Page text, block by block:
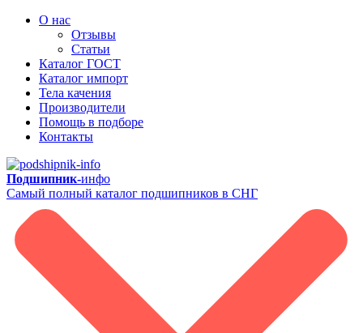
О нас
Отзывы
Статьи
Каталог ГОСТ
Каталог импорт
Тела качения
Производители
Помощь в подборе
Контакты
Подшипник-инфо
Самый полный каталог подшипников в СНГ